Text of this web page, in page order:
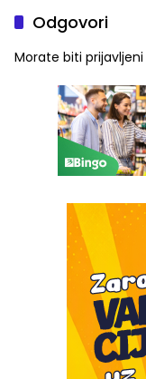
Odgovori
Morate biti prijavljeni